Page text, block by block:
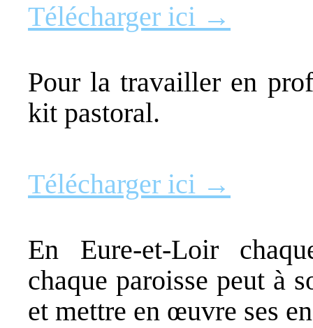
Télécharger ici →
Pour la travailler en
kit pastoral.
Télécharger ici →
En Eure-et-Loir
chaque paroisse peut à
et mettre en œuvre ses